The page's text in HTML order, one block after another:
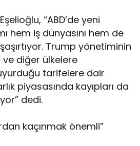
“ABD’de yeni
hem iş dünyasını hem de
Trump yönetiminin
diğer ülkelere
tarifelere dair
piyasasında kayıpları da
dedi.
kaçınmak önemli”